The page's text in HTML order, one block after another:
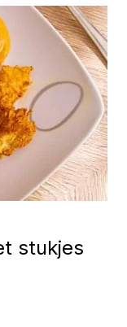
stukjes